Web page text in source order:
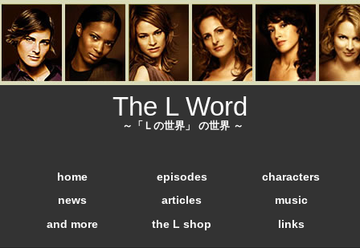
The L Word
～「Ｌの世界」 の世界 ～
home episodes
characters
news
articles
music
and more
the L shop links